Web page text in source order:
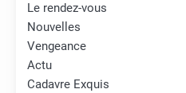
Le rendez-vous
Nouvelles
Vengeance
Actu
Cadavre Exquis